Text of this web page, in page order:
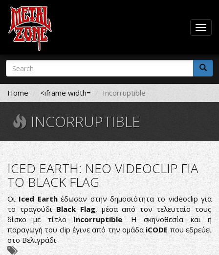
Skip
main
content
Search
form
Search
Home <iframe width= Incorruptible
INCORRUPTIBLE
ICED EARTH: NEO VIDEOCLIP ΓΙΑ
ΤΟ BLACK FLAG
ΟιIced Earthέδωσαν στην δημοσιότητα το videoclip για
το τραγούδι Black Flag, μέσα από τον τελευταίο τους
δίσκο με τίτλοIncorruptible. Η σκηνοθεσία και η
παραγωγή του clip έγινε από την ομάδα iCODE που εδρεύει
στο Βελιγράδι.